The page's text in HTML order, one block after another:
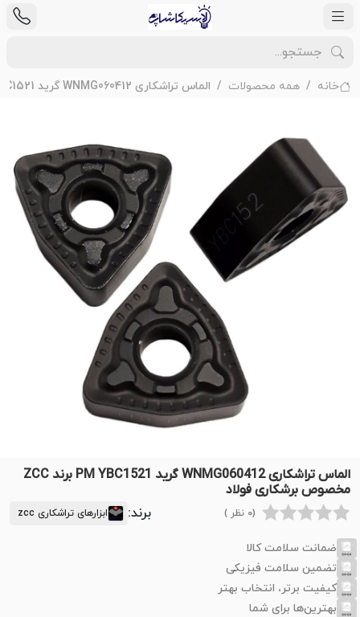
خانه همه محصولات الماس تراشکاری WNMG060412 گرید PM YBC1521 برند ZCC مخصوص برشکاری فولاد
الماس تراشکاری WNMG060412 گرید PM YBC1521 برند ZCC
مخصوص برشکاری فولاد
(0 نظر ) برند: ابزارهای تراشکاری zcc
ضمانت سلامت کالا
تضمین سلامت فیزیکی
کیفیت برتر، انتخاب بهتر
بهترین‌ها برای شما